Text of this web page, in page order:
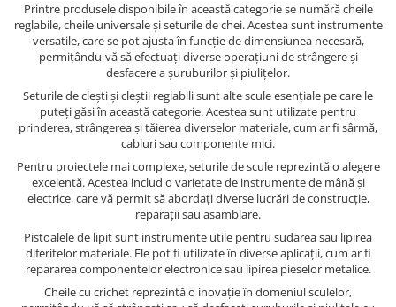
Printre produsele disponibile în această categorie se numără cheile
reglabile, cheile universale și seturile de chei. Acestea sunt instrumente
versatile, care se pot ajusta în funcție de dimensiunea necesară,
permițându-vă să efectuați diverse operațiuni de strângere și
desfacere a șuruburilor și piulițelor.
Seturile de clești și cleștii reglabili sunt alte scule esențiale pe care le
puteți găsi în această categorie. Acestea sunt utilizate pentru
prinderea, strângerea și tăierea diverselor materiale, cum ar fi sârmă,
cabluri sau componente mici.
Pentru proiectele mai complexe, seturile de scule reprezintă o alegere
excelentă. Acestea includ o varietate de instrumente de mână și
electrice, care vă permit să abordați diverse lucrări de construcție,
reparații sau asamblare.
Pistoalele de lipit sunt instrumente utile pentru sudarea sau lipirea
diferitelor materiale. Ele pot fi utilizate în diverse aplicații, cum ar fi
repararea componentelor electronice sau lipirea pieselor metalice.
Cheile cu crichet reprezintă o inovație în domeniul sculelor,